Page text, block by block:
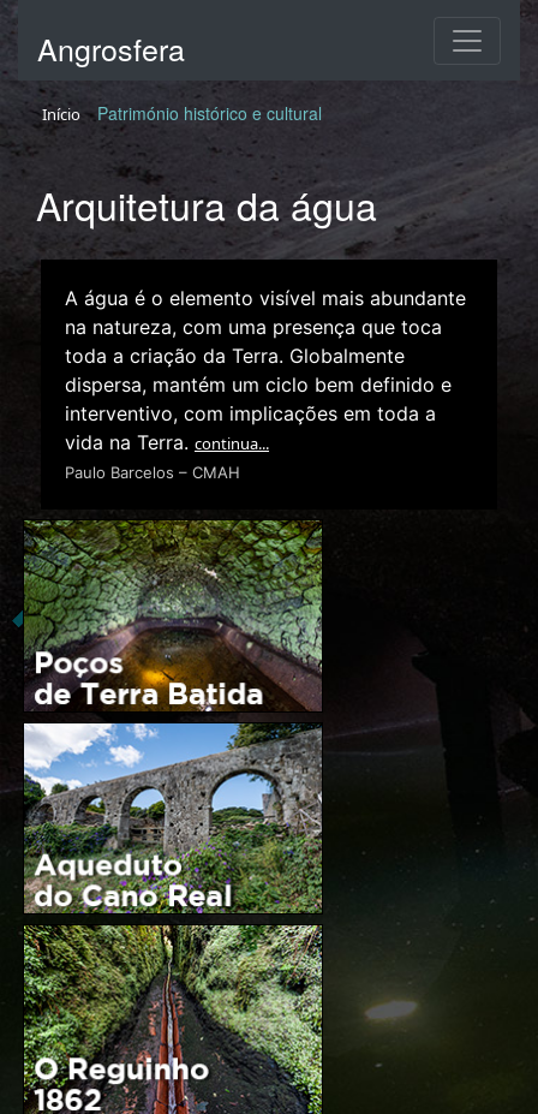
Angrosfera
Início Património histórico e cultural
Arquitetura da água
A água é o elemento visível mais abundante
na natureza, com uma presença que toca
toda a criação da Terra. Globalmente
dispersa, mantém um ciclo bem definido e
interventivo, com implicações em toda a
vida na Terra. continua...
Paulo Barcelos – CMAH